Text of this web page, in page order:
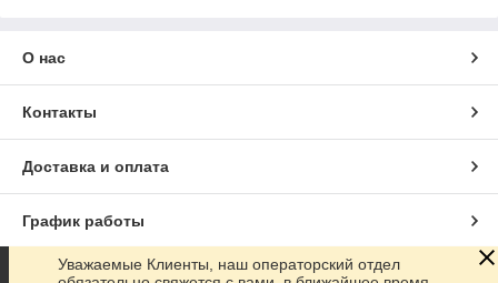
О нас
Контакты
Доставка и оплата
График работы
Полная версия сайта
Уважаемые Клиенты, наш операторский отдел